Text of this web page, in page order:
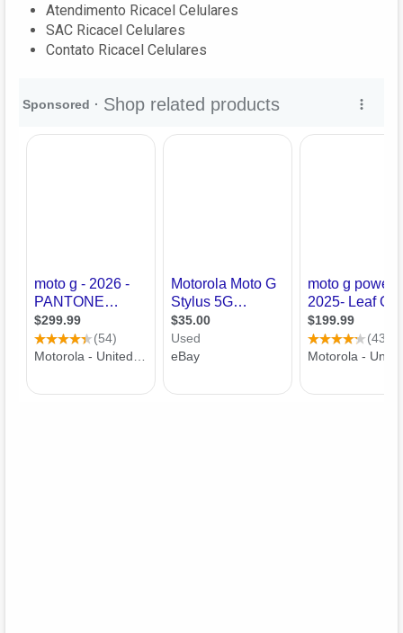
Atendimento Ricacel Celulares
SAC Ricacel Celulares
Contato Ricacel Celulares